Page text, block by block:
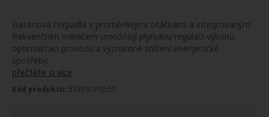
Bazénová čerpadla s proměnlivými otáčkami a integrovaným
frekvenčním měničem umožňují plynulou regulaci výkonu,
optimalizaci provozu a významné snížení energetické
spotřeby.
přečtěte si více
Kód produktu: 573VSUP0550